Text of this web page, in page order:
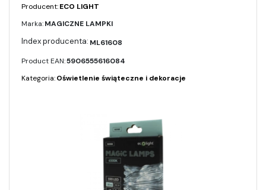
Producent:ECO LIGHT
Marka:MAGICZNE LAMPKI
ML61608
Product EAN:5906555616084
Kategoria:Oświetlenie świąteczne i dekoracje